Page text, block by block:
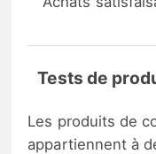
Tests de
Les produits de
appartiennent à